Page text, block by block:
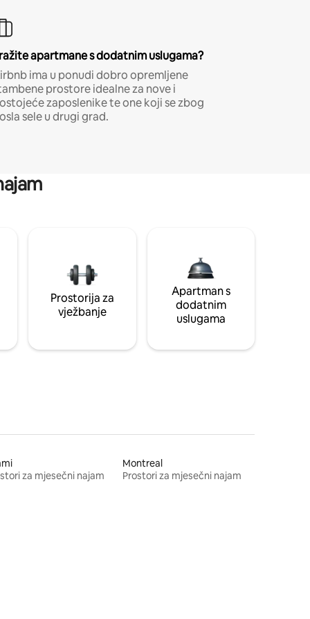
apartmane s dodatnim uslugama?
ima u ponudi dobro opremljene
prostore idealne za nove i
zaposlenike te one koji se zbog
sele u drugi grad.
Prostorija za
vježbanje
Apartman s
dodatnim
uslugama
za mjesečni najam
Montreal
Prostori za mjesečni najam